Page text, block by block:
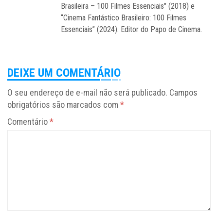
Brasileira – 100 Filmes Essenciais" (2018) e
“Cinema Fantástico Brasileiro: 100 Filmes
Essenciais” (2024). Editor do Papo de Cinema.
DEIXE UM COMENTÁRIO
O seu endereço de e-mail não será publicado. Campos
obrigatórios são marcados com *
Comentário*